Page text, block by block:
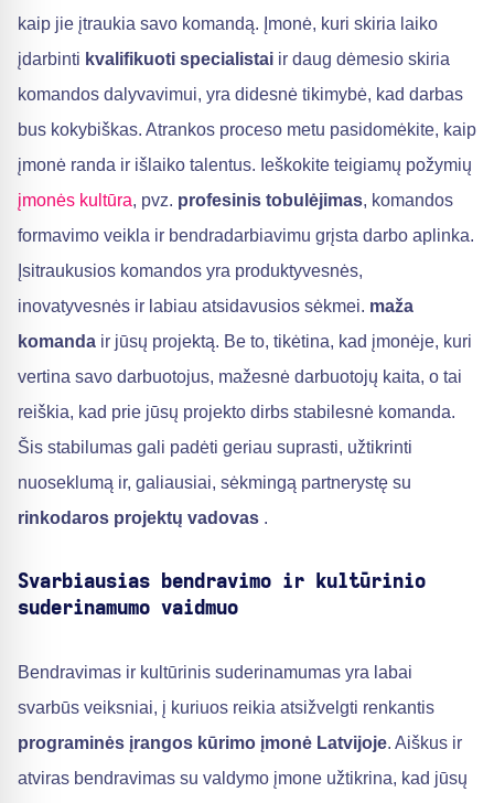
kaip jie įtraukia savo komandą. Įmonė, kuri skiria laiko
įdarbinti kvalifikuoti specialistai ir daug dėmesio skiria
komandos dalyvavimui, yra didesnė tikimybė, kad darbas
bus kokybiškas. Atrankos proceso metu pasidomėkite, kaip
įmonė randa ir išlaiko talentus. Ieškokite teigiamų požymių
įmonės kultūra, pvz. profesinis tobulėjimas, komandos
formavimo veikla ir bendradarbiavimu grįsta darbo aplinka.
Įsitraukusios komandos yra produktyvesnės,
inovatyvesnės ir labiau atsidavusios sėkmei. maža
komanda ir jūsų projektą. Be to, tikėtina, kad įmonėje, kuri
vertina savo darbuotojus, mažesnė darbuotojų kaita, o tai
reiškia, kad prie jūsų projekto dirbs stabilesnė komanda.
Šis stabilumas gali padėti geriau suprasti, užtikrinti
nuoseklumą ir, galiausiai, sėkmingą partnerystę su
rinkodaros projektų vadovas .
Svarbiausias bendravimo ir kultūrinio
suderinamumo vaidmuo
Bendravimas ir kultūrinis suderinamumas yra labai
svarbūs veiksniai, į kuriuos reikia atsižvelgti renkantis
programinės įrangos kūrimo įmonė Latvijoje. Aiškus ir
atviras bendravimas su valdymo įmone užtikrina, kad jūsų